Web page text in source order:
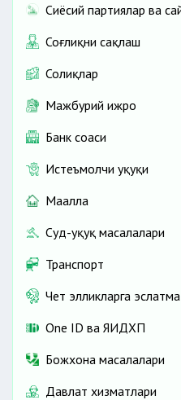
Сиёсий партиялар ва
Соғлиқни сақлаш
Солиқлар
Мажбурий ижро
Банк соҳаси
Истеъмолчи ҳуқуқи
Маҳалла
Суд-ҳуқуқ масалалари
Транспорт
Чет элликларга эслатма
One ID ва ЯИДХП
Божхона масалалари
Давлат хизматлари